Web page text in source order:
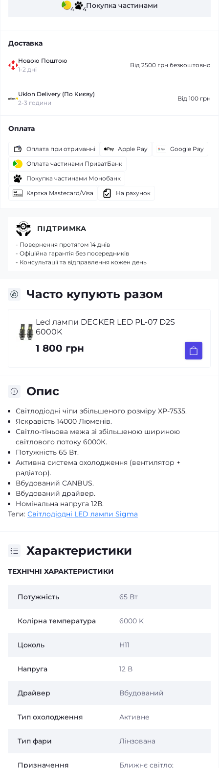
4 4Покупка частинами
Доставка
Новою Поштою
1-2 дні
Від 2500 грн безкоштовно
Uklon Delivery (По Києву)
2-3 години
Від 100 грн
Оплата
Оплата при отриманні Apple Pay
Google Pay
Оплата частинами ПриватБанк
Покупка частинами Монобанк
Картка Mastecard/Visa
На рахунок
Часто купують разом
Led лампи DECKER LED PL-07 D2S
6000K
1 800 грн
Опис
Світлодіодні чіпи збільшеного розміру XP-7535.
Яскравість 14000 Люменів.
Світло-тіньова межа зі збільшеною шириною
світлового потоку 6000К.
Потужність 65 Вт.
Активна система охолодження (вентилятор +
радіатор).
Вбудований CANBUS.
Вбудований драйвер.
Номінальна напруга 12В.
Теги: Світлодіодні LED лампи Sigma
Характеристики
ТЕХНІЧНІ ХАРАКТЕРИСТИКИ
Потужність 65 Вт
Колірна температура 6000 K
Цоколь H11
Напруга 12 В
Драйвер Вбудований
Тип охолодження Активне
Тип фари Лінзована
Призначення Ближнє світло;
ПІДТРИМКА
- Повернення протягом 14 днів
- Офіційна гарантія без посередників
- Консультації та відправлення кожен день